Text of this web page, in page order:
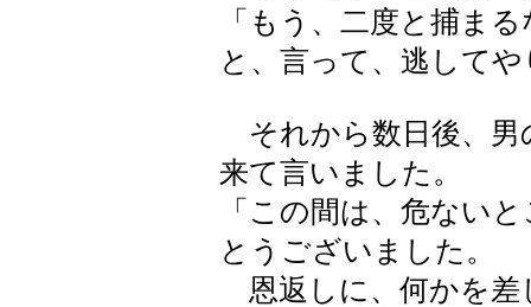
「もう、二度と捕ま
と、言って、逃して
それから数日後、男
来て言いました。
「この間は、危ない
とうございました。
恩返しに、何かを差